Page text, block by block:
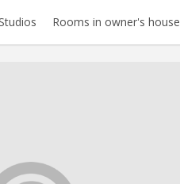
Studios Rooms in owner's house